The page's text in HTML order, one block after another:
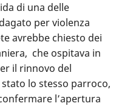
di una delle
per violenza
avrebbe chiesto dei
che ospitava in
il rinnovo del
lo stesso parroco,
l’apertura